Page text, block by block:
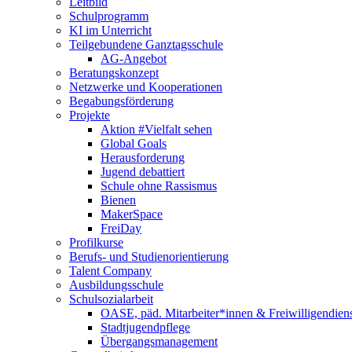
Schulprogramm
KI im Unterricht
Teilgebundene Ganztagsschule
AG-Angebot
Beratungskonzept
Netzwerke und Kooperationen
Begabungsförderung
Projekte
Aktion #Vielfalt sehen
Global Goals
Herausforderung
Jugend debattiert
Schule ohne Rassismus
Bienen
MakerSpace
FreiDay
Profilkurse
Berufs- und Studienorientierung
Talent Company
Ausbildungsschule
Schulsozialarbeit
OASE, päd. Mitarbeiter*innen &
Stadtjugendpflege
Übergangsmanagement